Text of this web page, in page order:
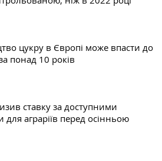
цукру в Європі може впасти до
понад 10 років
ставку за доступними
для аграріїв перед осінньою